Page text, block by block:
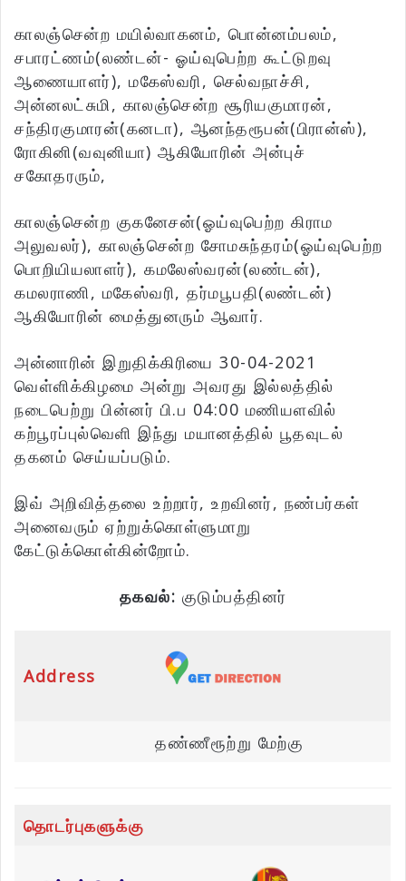
காலஞ்சென்ற மயில்வாகனம், பொன்னம்பலம்,
சபாரட்ணம்(லண்டன்- ஓய்வுபெற்ற கூட்டுறவு
ஆணையாளர்), மகேஸ்வரி, செல்வநாச்சி,
அன்னலட்சுமி, காலஞ்சென்ற சூரியகுமாரன்,
சந்திரகுமாரன்(கனடா), ஆனந்தரூபன்(பிரான்ஸ்),
ரோகினி(வவுனியா) ஆகியோரின் அன்புச்
சகோதரரும்,
காலஞ்சென்ற குகனேசன்(ஓய்வுபெற்ற கிராம
அலுவலர்), காலஞ்சென்ற சோமசுந்தரம்(ஓய்வுபெற்ற
பொறியியலாளர்), கமலேஸ்வரன்(லண்டன்),
கமலராணி, மகேஸ்வரி, தர்மபூபதி(லண்டன்)
ஆகியோரின் மைத்துனரும் ஆவார்.
அன்னாரின் இறுதிக்கிரியை 30-04-2021
வெள்ளிக்கிழமை அன்று அவரது இல்லத்தில்
நடைபெற்று பின்னர் பி.ப 04:00 மணியளவில்
கற்பூரப்புல்வெளி இந்து மயானத்தில் பூதவுடல்
தகனம் செய்யப்படும்.
இவ் அறிவித்தலை உற்றார், உறவினர், நண்பர்கள்
அனைவரும் ஏற்றுக்கொள்ளுமாறு
கேட்டுக்கொள்கின்றோம்.
தகவல்: குடும்பத்தினர்
Address
தண்ணீரூற்று மேற்கு
தொடர்புகளுக்கு